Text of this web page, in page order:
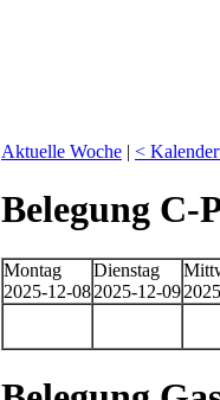
Aktuelle Woche | <
Belegung C-
Montag
2025-12-08
Dienstag
2025-12-09